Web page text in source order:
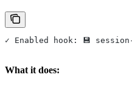
✓ Enabled hook: 💾 session-
What it does: